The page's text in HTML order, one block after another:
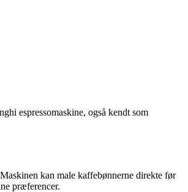
espressomaskine, også kendt som
kan male kaffebønnerne direkte før
præferencer.